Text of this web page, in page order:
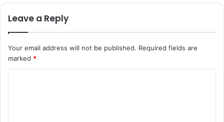
Leave a Reply
Your email address will not be published. Required fields are
marked *